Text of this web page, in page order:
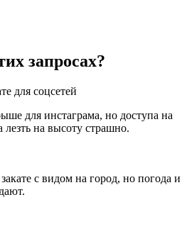
запросах?
для инстаграма, но доступа на
на высоту страшно.
с видом на город, но погода и